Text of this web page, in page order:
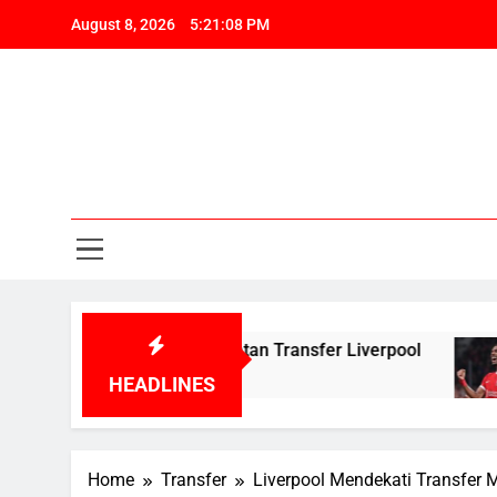
August 8, 2026 5:21:09 PM
Berita,
HEADLINES
Peningkatan Transfer Liverpool
12
Home Transfer Liverpool Mendekati Transfer